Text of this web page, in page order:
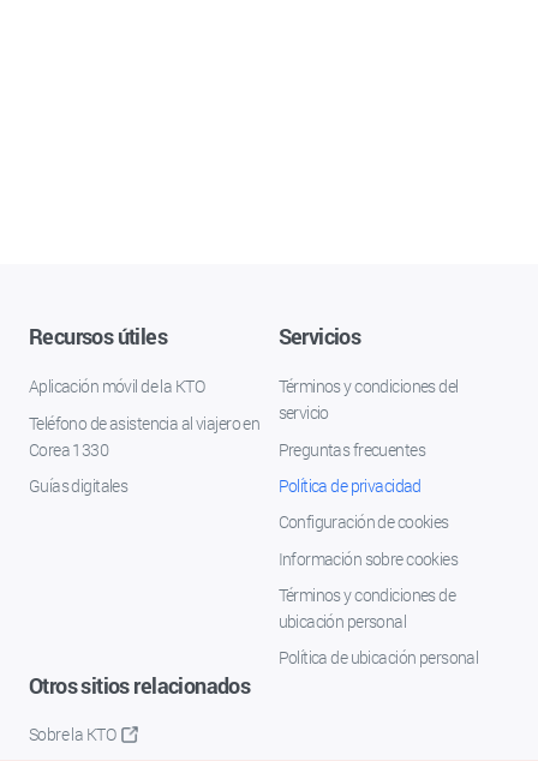
Recursos útiles
Aplicación móvil de la KTO
Teléfono de asistencia al viajero en
Corea 1330
Guías digitales
Servicios
Términos y condiciones del
servicio
Preguntas frecuentes
Política de privacidad
Configuración de cookies
Información sobre cookies
Términos y condiciones de
ubicación personal
Política de ubicación personal
Otros sitios relacionados
Sobre la KTO